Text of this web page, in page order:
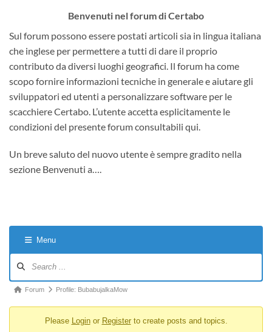
Benvenuti nel forum di Certabo
Sul forum possono essere postati articoli sia in lingua italiana
che inglese per permettere a tutti di dare il proprio
contributo da diversi luoghi geografici. Il forum ha come
scopo fornire informazioni tecniche in generale e aiutare gli
sviluppatori ed utenti a personalizzare software per le
scacchiere Certabo. L’utente accetta esplicitamente le
condizioni del presente forum consultabili qui.
Un breve saluto del nuovo utente è sempre gradito nella
sezione Benvenuti a….
Menu
Navigation
ForumForum Profile: BubabujalkaMow
Please Loginor Registerto create posts and topics.